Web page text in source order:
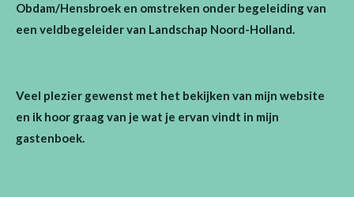
Obdam/Hensbroek en omstreken onder begeleiding van
een veldbegeleider van Landschap Noord-Holland.
Veel plezier gewenst met het bekijken van mijn website
en ik hoor graag van je wat je ervan vindt in mijn
gastenboek.